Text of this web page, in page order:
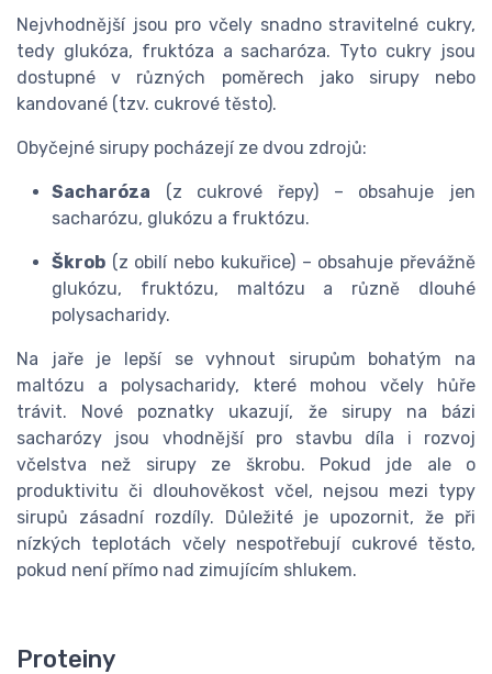
Nejvhodnější jsou pro včely snadno stravitelné cukry,
tedy glukóza, fruktóza a sacharóza. Tyto cukry jsou
dostupné v různých poměrech jako sirupy nebo
kandované (tzv. cukrové těsto).
Obyčejné sirupy pocházejí ze dvou zdrojů:
Sacharóza (z cukrové řepy) – obsahuje jen
sacharózu, glukózu a fruktózu.
Škrob (z obilí nebo kukuřice) – obsahuje převážně
glukózu, fruktózu, maltózu a různě dlouhé
polysacharidy.
Na jaře je lepší se vyhnout sirupům bohatým na
maltózu a polysacharidy, které mohou včely hůře
trávit. Nové poznatky ukazují, že sirupy na bázi
sacharózy jsou vhodnější pro stavbu díla i rozvoj
včelstva než sirupy ze škrobu. Pokud jde ale o
produktivitu či dlouhověkost včel, nejsou mezi typy
sirupů zásadní rozdíly. Důležité je upozornit, že při
nízkých teplotách včely nespotřebují cukrové těsto,
pokud není přímo nad zimujícím shlukem.
Proteiny